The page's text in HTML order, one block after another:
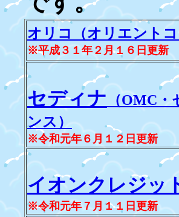
オリコ（オリエント
※平成３１年２月１６日更新
セディナ （OMC
ンス）
※令和元年６月１２日更新
イオンクレジッ
※令和元年７月１１日更新